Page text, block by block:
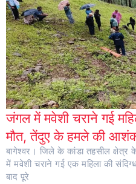
जंगल में मवेशी चराने गई
मौत, तेंदुए के हमले की
बागेश्वर। जिले के कांडा तहसील क्षेत्र
में मवेशी चराने गई एक महिला की
बाद पूरे